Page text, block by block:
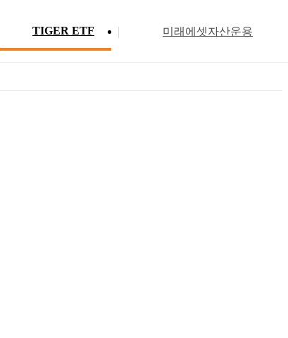
TIGER ETF 미래에셋자산운용
ETF 분배금 현황